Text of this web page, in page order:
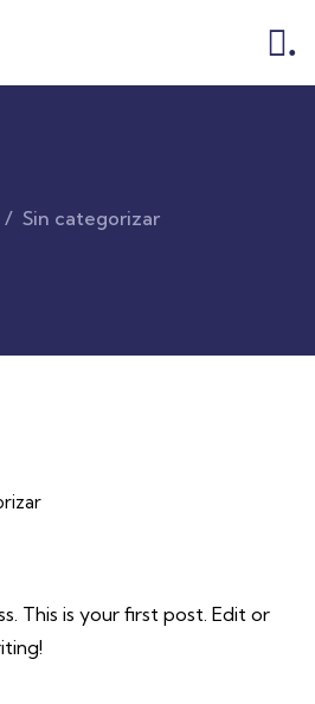
.
Sin categorizar
This is your first post. Edit or